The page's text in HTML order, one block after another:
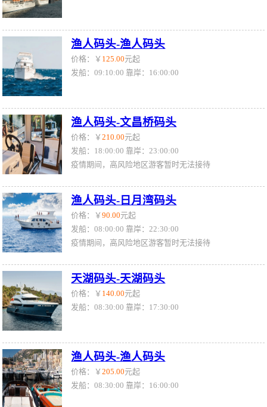
渔人码头-渔人码头
价格：￥ 125.00元起
发船：09:10:00 靠岸：16:00:00
渔人码头-文昌桥码头
价格：￥210.00元起
发船：18:00:00 靠岸：23:00:00
疫情期间，高风险地区游客暂时无法接待
渔人码头-日月湾码头
价格：￥90.00元起
发船：08:00:00 靠岸：22:30:00
疫情期间，高风险地区游客暂时无法接待
天湖码头-天湖码头
价格：￥ 140.00元起
发船：08:30:00 靠岸：17:30:00
渔人码头-渔人码头
价格：￥205.00元起
发船：08:30:00 靠岸：16:00:00